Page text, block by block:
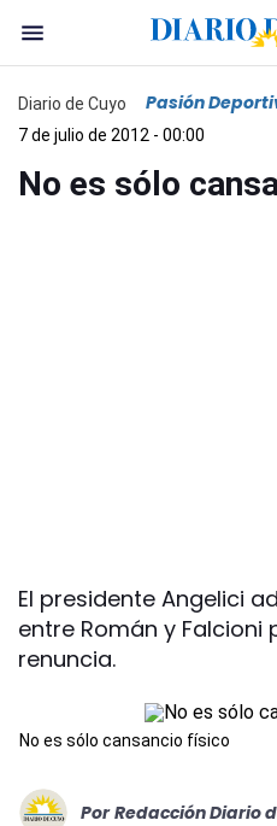
Diario de Cuyo Pasión
7 de julio de 2012 - 00:00
No es sólo
El presidente Angelici
entre Román y Falcioni
renuncia.
No es sólo cansancio físico
Por Redacción Diario